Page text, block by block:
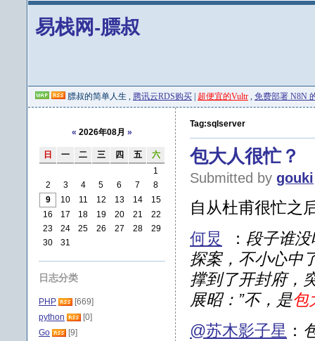
易栈网-膘叔
膘叔的简单人生 , 腾讯云RDS购买 超便宜的Vultr , 免费部署 N8N
Tag:sqlserver
包大人很忙？
Submitted by gouki
自从杜甫很忙之
何炅
： 段子谁
探案，不小心中
撑到了开封府，
展昭：”不，是包
@苏木影子星 ：
« 2026年08月 »
日 一 二 三 四 五
六
1
2
3 4 5 6 7
8
9
10 11 12 13 14
15
16
17 18 19 20 21
22
23
24 25 26 27 28
29
30
31
日志分类
PHP
[669]
python
[0]
Go
[9]